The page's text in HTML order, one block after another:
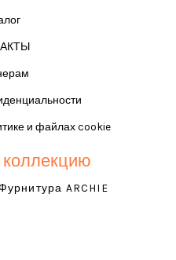
и файлах cookie
ARCHIE